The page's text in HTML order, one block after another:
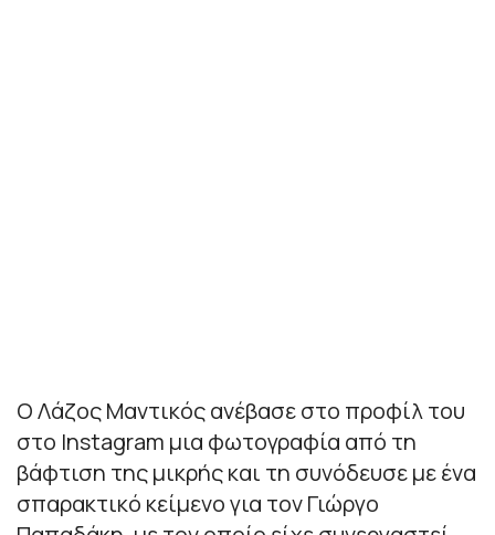
Ο Λάζος Μαντικός ανέβασε στο προφίλ του
στο Instagram μια φωτογραφία από τη
βάφτιση της μικρής και τη συνόδευσε με ένα
σπαρακτικό κείμενο για τον Γιώργο